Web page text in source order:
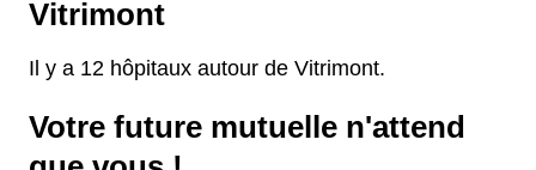
Vitrimont
Il y a 12 hôpitaux autour de Vitrimont.
Votre future mutuelle n'attend